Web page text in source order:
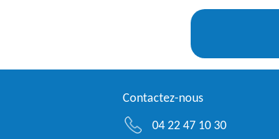
Contactez-nous
04 22 47 10 30